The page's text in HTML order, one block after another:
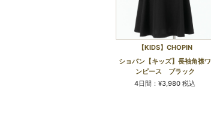
【KIDS】CHOPIN
ショパン【キッズ】長袖角襟ワ
ンピース ブラック
4日間：¥3,980 税込